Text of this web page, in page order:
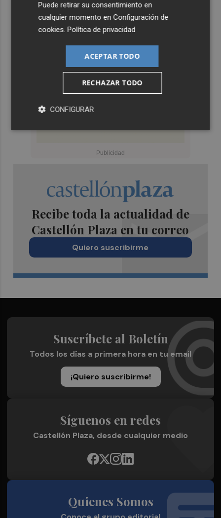
Recibe toda la actualidad de
Castellón Plaza en tu correo
Quiero suscribirme
Suscríbete al Boletín
Todos los días a primera hora en tu email
¡Quiero suscribirme!
Síguenos en redes
Castellón Plaza, desde cualquier medio
Quienes Somos
Puede retirar su consentimiento en
cualquier momento enConfiguración de
cookies.Política de privacidad
ACEPTAR TODO
RECHAZAR TODO
CONFIGURAR